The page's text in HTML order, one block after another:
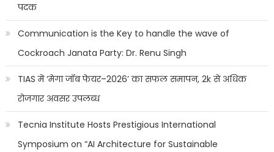
पदक
Communication is the Key to handle the wave of
Cockroach Janata Party: Dr. Renu Singh
TIAS में ‘मेगा जॉब फेयर–2026’ का सफल समापन, 2k से अधिक
रोजगार अवसर उपलब्ध
Tecnia Institute Hosts Prestigious International
Symposium on “AI Architecture for Sustainable